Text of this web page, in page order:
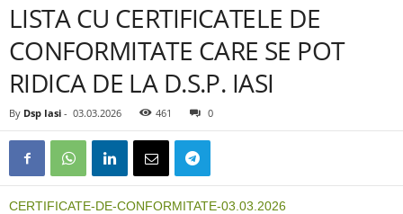
LISTA CU CERTIFICATELE DE
CONFORMITATE CARE SE POT
RIDICA DE LA D.S.P. IASI
By Dsp Iasi - 03.03.2026 461 0
CERTIFICATE-DE-CONFORMITATE-03.03.2026